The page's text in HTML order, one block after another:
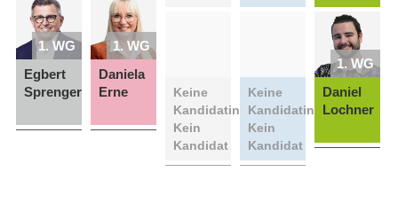
1. WG
Egbert
Sprenger
1. WG
Daniela
Erne
Keine
Kandidatin
Kein
Kandidat
Keine
Kandidatin
Kein
Kandidat
1. WG
Daniel
Lochner